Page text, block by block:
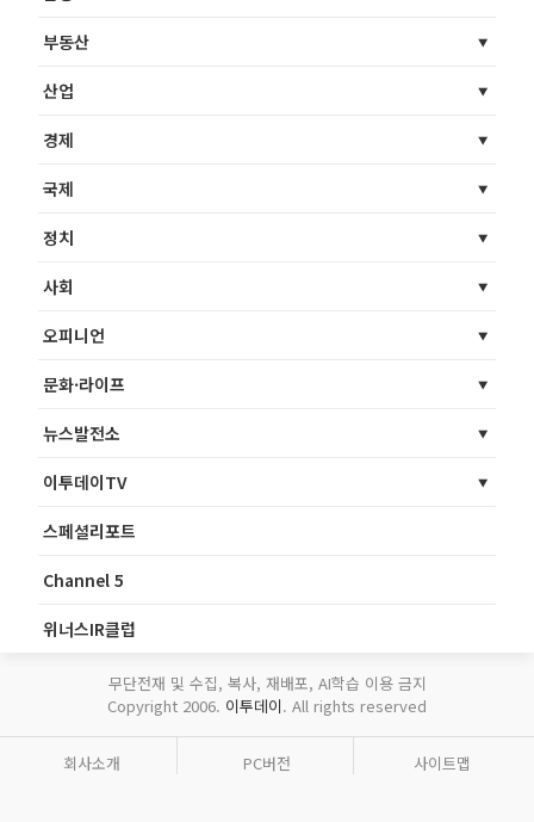
부동산
산업
경제
국제
정치
사회
오피니언
문화·라이프
뉴스발전소
이투데이TV
스페셜리포트
Channel 5
위너스IR클럽
무단전재 및 수집, 복사, 재배포, AI학습 이용 금지
Copyright 2006. 이투데이. All rights reserved
회사소개 PC버전 사이트맵